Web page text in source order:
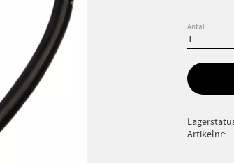
Antal
Artikelnr